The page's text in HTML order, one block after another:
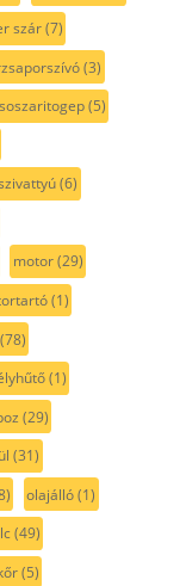
szár(7)
(3)
(5)
(6)
motor(29)
(1)
(78)
(1)
(29)
(31)
olajálló(1)
(49)
(5)